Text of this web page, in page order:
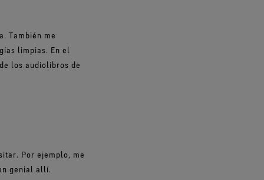
También me
limpias. En el
los audiolibros de
Por ejemplo, me
genial allí.